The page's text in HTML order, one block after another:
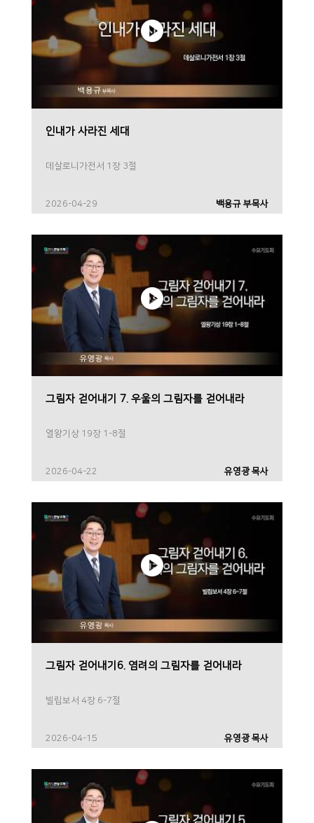
인내가 사라진 세대
데살로니가전서 1장 3절
2026-04-29 백용규 부목사
그림자 걷어내기 7. 우울의 그림자를 걷어내라
열왕기상 19장 1-8절
2026-04-22 유영광 목사
그림자 걷어내기6. 염려의 그림자를 걷어내라
빌립보서 4장 6-7절
2026-04-15 유영광 목사